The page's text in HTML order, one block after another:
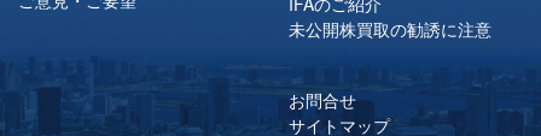
未公開株買取の勧誘に注意
お問合せ
サイトマップ